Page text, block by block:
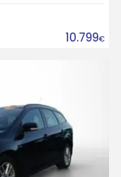
10.799€